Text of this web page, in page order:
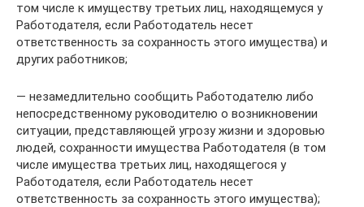
том числе к имуществу третьих лиц, находящемуся у
Работодателя, если Работодатель несет
ответственность за сохранность этого имущества) и
других работников;
— незамедлительно сообщить Работодателю либо
непосредственному руководителю о возникновении
ситуации, представляющей угрозу жизни и здоровью
людей, сохранности имущества Работодателя (в том
числе имущества третьих лиц, находящегося у
Работодателя, если Работодатель несет
ответственность за сохранность этого имущества);